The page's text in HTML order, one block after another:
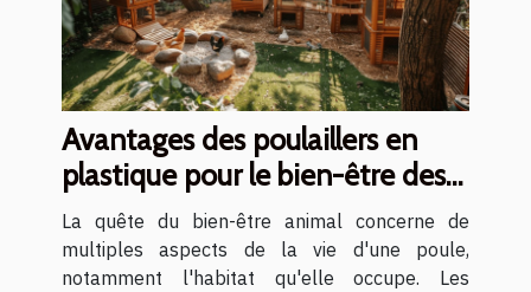
Avantages des poulaillers en
plastique pour le bien-être des
poules
La quête du bien-être animal concerne de
multiples aspects de la vie d'une poule,
notamment l'habitat qu'elle occupe. Les